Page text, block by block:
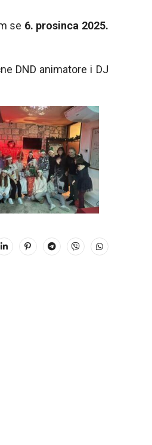
se 6. prosinca 2025.
DND animatore i DJ